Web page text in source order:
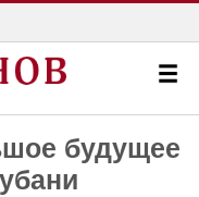
будущее